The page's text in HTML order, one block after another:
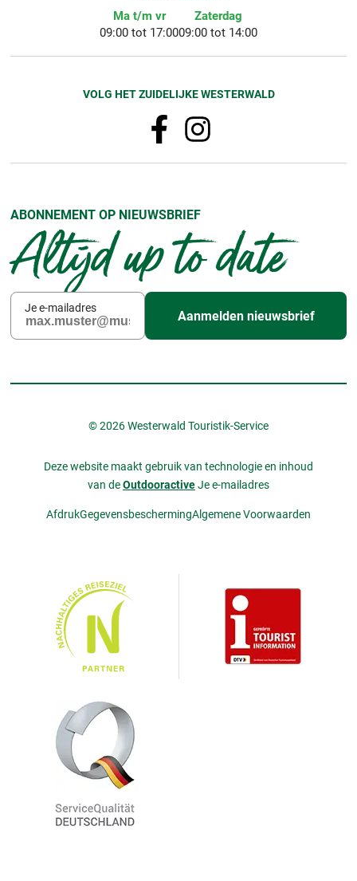
Ma t/m vr
09:00 tot 17:00
Zaterdag
09:00 tot 14:00
VOLG HET ZUIDELIJKE WESTERWALD
ABONNEMENT OP NIEUWSBRIEF
Altijd up to date
Je e-mailadres
Aanmelden nieuwsbrief
© 2026 Westerwald Touristik-Service
Deze website maakt gebruik van technologie en inhoud
van deOutdooractiveJe e-mailadres
AfdrukGegevensbeschermingAlgemene Voorwaarden